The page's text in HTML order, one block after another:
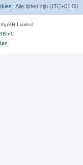
Alle tijden zijn UTC+01:00
Limited